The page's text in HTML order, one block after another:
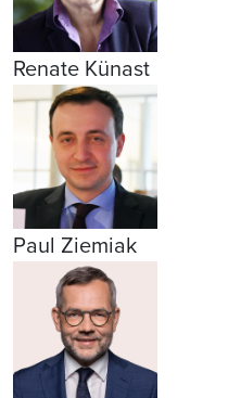
Renate Künast
Paul Ziemiak